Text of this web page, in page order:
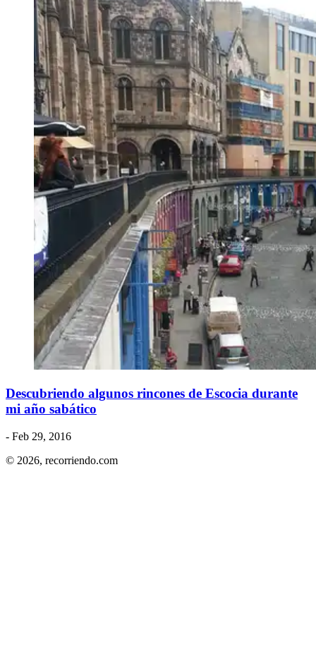
Descubriendo algunos rincones de Escocia durante
mi año sabático
- Feb 29, 2016
© 2026, recorriendo.com